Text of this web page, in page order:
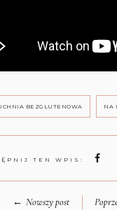
BEZGLUTENOWA NA
TEN WPIS:
← Nowszy post